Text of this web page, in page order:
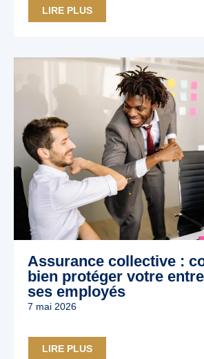
LIRE PLUS
Assurance collective :
bien protéger votre
ses employés
7 mai 2026
LIRE PLUS